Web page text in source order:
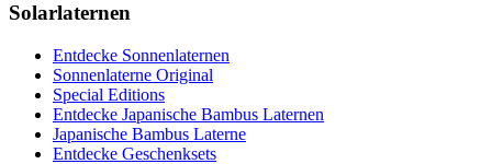
Solarlaternen
Entdecke Sonnenlaternen
Sonnenlaterne Original
Special Editions
Entdecke Japanische Bambus Laternen
Japanische Bambus Laterne
Entdecke Geschenksets